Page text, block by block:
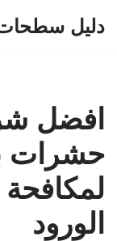
دليل
افضل
حشرات
الورود